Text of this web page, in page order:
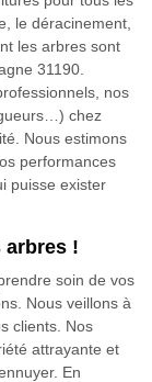
le déracinement,
les arbres sont
31190.
nos
chez
Nous estimons
performances
puisse exister
arbres !
soin de vos
Nous veillons à
clients. Nos
attrayante et
En